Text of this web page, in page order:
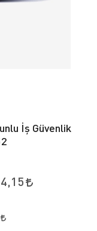
İş Güvenlik